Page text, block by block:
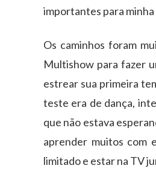
importantes para minha
Os caminhos foram
Multishow para fazer
estrear sua primeira
teste era de dança,
que não estava
aprender muitos com
limitado e estar na TV